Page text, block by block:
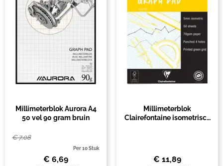
Millimeterblok Aurora A4
50 vel 90 gram bruin
€7,08
Per 10 Stuk
€ 6,69
Millimeterblok
Clairefontaine isometrisch
€ 11,89